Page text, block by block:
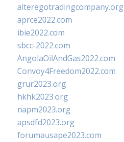
alteregotradingcompany.org
aprce2022.com
ibie2022.com
sbcc-2022.com
AngolaOilAndGas2022.com
Convoy4Freedom2022.com
grur2023.org
hkhk2023.org
napm2023.org
apsdfd2023.org
forumausape2023.com